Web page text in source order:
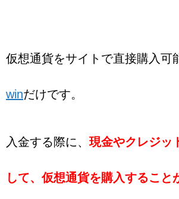
仮想通貨をサイトで直接購入可
winだけです。
入金する際に、現金やクレジッ
して、仮想通貨を購入すること